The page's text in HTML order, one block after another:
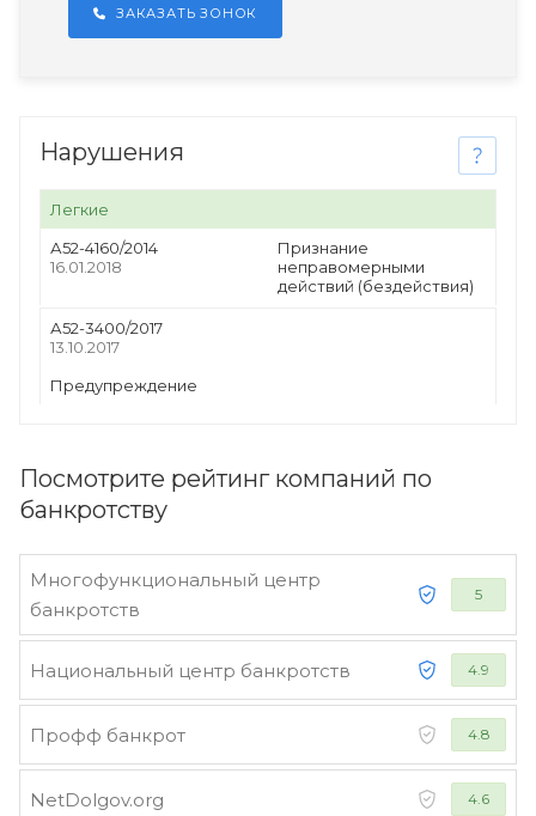
ЗАКАЗАТЬ ЗОНОК
Нарушения
Легкие
А52-4160/2014
16.01.2018
Признание
неправомерными
действий (бездействия)
А52-3400/2017
13.10.2017
Предупреждение
Посмотрите рейтинг компаний по
банкротству
Многофункциональный центр
банкротств
5
Национальный центр банкротств 4.9
Профф банкрот 4.8
NetDolgov.org 4.6